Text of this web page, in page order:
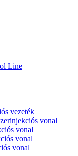
Line
vezeték
vonal
vonal
vonal
vonal